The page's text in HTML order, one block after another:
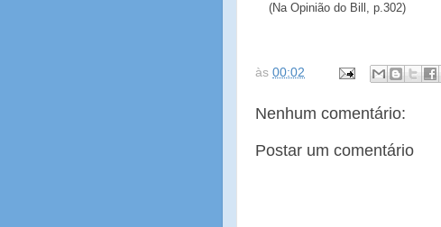
(Na Opinião do Bill, p.302)
às 00:02
Nenhum comentário:
Postar um comentário